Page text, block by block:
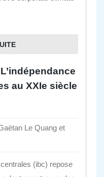
au XXIe siècle
Le Quang et
(ibc) repose